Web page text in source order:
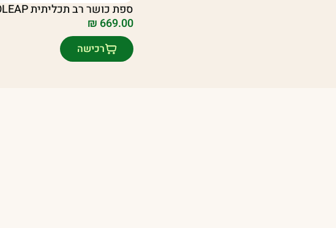
ספת כושר רב תכליתית EUROLEAP
₪ 669.00
רכישה